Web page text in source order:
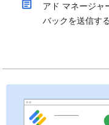
アド マネージャ
バックを送信する